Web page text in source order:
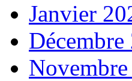
Janvier
Décembre